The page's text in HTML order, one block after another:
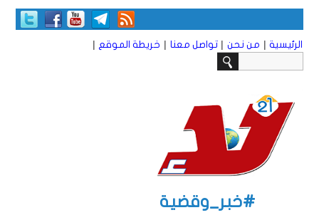
الرئيسية | من نحن | تواصل معنا | خريطة الموقع |
#خبر_وقضية